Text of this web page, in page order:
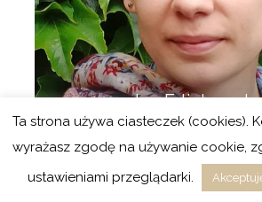
Iga Erlichowska
Psycholog, psychoterapeutka
certyfikacji w Instytucie Integralnej
Gestalt w Krakowie.
Ta strona używa ciasteczek (cookies).
wyrażasz zgodę na używanie cookie,
ustawieniami przeglądarki.